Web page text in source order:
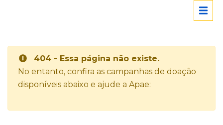
404 - Essa página não existe.
No entanto, confira as campanhas de doação
disponíveis abaixo e ajude a Apae: